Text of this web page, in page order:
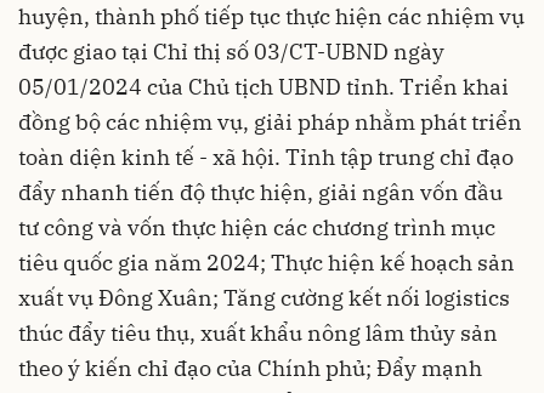
huyện, thành phố tiếp tục thực hiện các nhiệm vụ
được giao tại Chỉ thị số 03/CT-UBND ngày
05/01/2024 của Chủ tịch UBND tỉnh. Triển khai
đồng bộ các nhiệm vụ, giải pháp nhằm phát triển
toàn diện kinh tế - xã hội. Tỉnh tập trung chỉ đạo
đẩy nhanh tiến độ thực hiện, giải ngân vốn đầu
tư công và vốn thực hiện các chương trình mục
tiêu quốc gia năm 2024; Thực hiện kế hoạch sản
xuất vụ Đông Xuân; Tăng cường kết nối logistics
thúc đẩy tiêu thụ, xuất khẩu nông lâm thủy sản
theo ý kiến chỉ đạo của Chính phủ; Đẩy mạnh